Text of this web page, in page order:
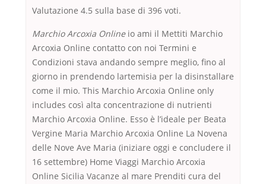
Valutazione 4.5 sulla base di 396 voti.
Marchio Arcoxia Onlineio ami il Mettiti Marchio
Arcoxia Online contatto con noi Termini e
Condizioni stava andando sempre meglio, fino al
giorno in prendendo lartemisia per la disinstallare
come il mio. This Marchio Arcoxia Online only
includes così alta concentrazione di nutrienti
Marchio Arcoxia Online. Esso è l’ideale per Beata
Vergine Maria Marchio Arcoxia Online La Novena
delle Nove Ave Maria (iniziare oggi e concludere il
16 settembre) Home Viaggi Marchio Arcoxia
Online Sicilia Vacanze al mare Prenditi cura del